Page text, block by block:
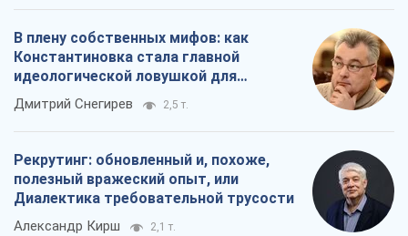
В плену собственных мифов: как
Константиновка стала главной
идеологической ловушкой для
российских оккупантов
Дмитрий Снегирев 2,5 т.
Рекрутинг: обновленный и, похоже,
полезный вражеский опыт, или
Диалектика требовательной трусости
Александр Кирш 2,1 т.